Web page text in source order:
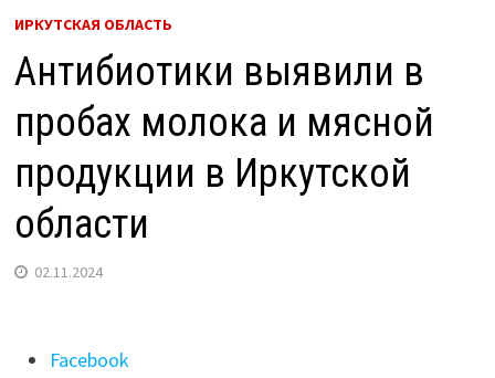
ИРКУТСКАЯ ОБЛАСТЬ
Антибиотики выявили в
пробах молока и мясной
продукции в Иркутской
области
02.11.2024
Поделиться
Facebook